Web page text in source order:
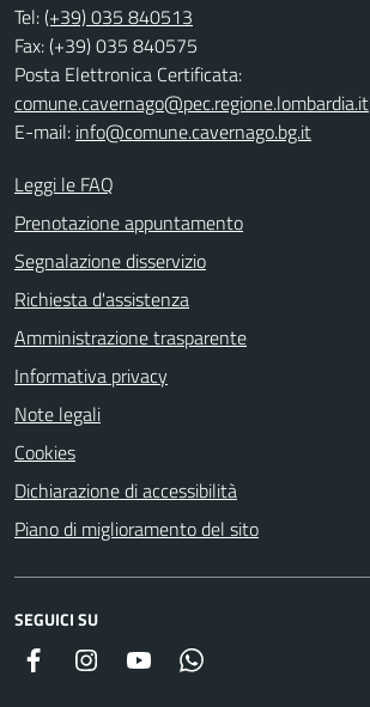
Tel:(+39) 035 840513
Fax: (+39) 035 840575
Posta Elettronica Certificata:
comune.cavernago@pec.regione.lombardia.it
E-mail: info@comune.cavernago.bg.it
Leggi le FAQ
Prenotazione appuntamento
Segnalazione disservizio
Richiesta d'assistenza
Amministrazione trasparente
Informativa privacy
Note legali
Cookies
Dichiarazione di accessibilità
Piano di miglioramento del sito
SEGUICI SU
Facebook InstagramYouTube